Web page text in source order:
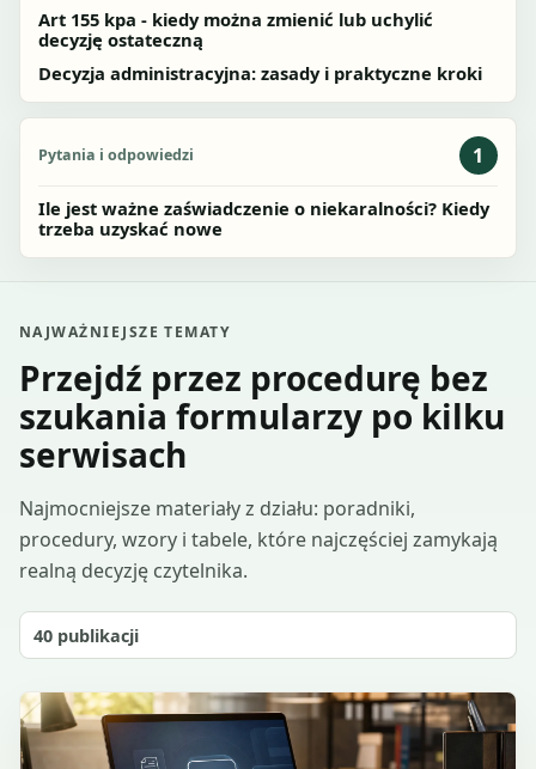
Art 155 kpa - kiedy można zmienić lub uchylić
decyzję ostateczną
Decyzja administracyjna: zasady i praktyczne kroki
Pytania i odpowiedzi 1
Ile jest ważne zaświadczenie o niekaralności? Kiedy
trzeba uzyskać nowe
NAJWAŻNIEJSZE TEMATY
Przejdź przez procedurę bez
szukania formularzy po kilku
serwisach
Najmocniejsze materiały z działu: poradniki,
procedury, wzory i tabele, które najczęściej zamykają
realną decyzję czytelnika.
40 publikacji